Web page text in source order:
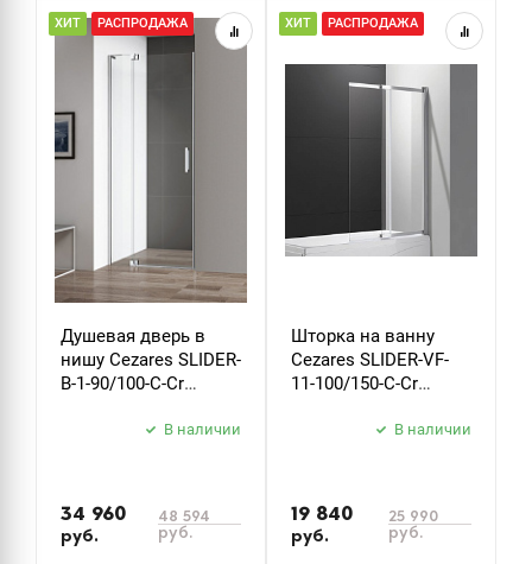
ХИТ РАСПРОДАЖА
Душевая дверь в
нишу Cezares SLIDER-
B-1-90/100-C-Cr
В наличии
34 960
руб.
48 594
руб.
ХИТ РАСПРОДАЖА
Шторка на ванну
Cezares SLIDER-VF-
11-100/150-C-Cr
В наличии
19 840
руб.
25 990
руб.